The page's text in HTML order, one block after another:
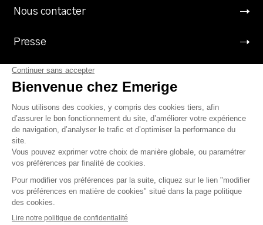
Nous contacter
Presse
Suivez Emerige
Mentions légales
Protection des données à caractère personnel
Politique des cookies